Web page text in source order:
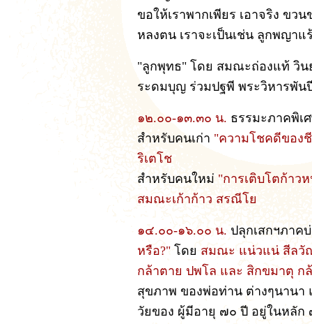
ขอให้เราพากเพียร เอาจริง ขว
หลงตน เราจะเป็นเช่น ลูกพญา
"ลูกพุทธ" โดย สมณะถ่องแท้ วิน
ระดมบุญ ร่วมปฐพี พระวิหารพัน
๑๒.๐๐-๑๓.๓๐ น. ธรรมะภาคพิเ
สำหรับคนเก่า "ความโชคดีของ
ริเตโช
สำหรับคนใหม่ "การเติบโตก้าว
สมณะเก้าก้าว สรณีโย
๑๔.๐๐-๑๖.๐๐ น. ปลุกเสกฯภาค
หรือ?" โดย สมณะ แน่วแน่ สีลวั
กล้าตาย ปพโล และ สิกขมาตุ
สุขภาพ ของพ่อท่าน ต่างๆนาน
วัยของ ผู้มีอายุ ๗๐ ปี อยู่ในหลั